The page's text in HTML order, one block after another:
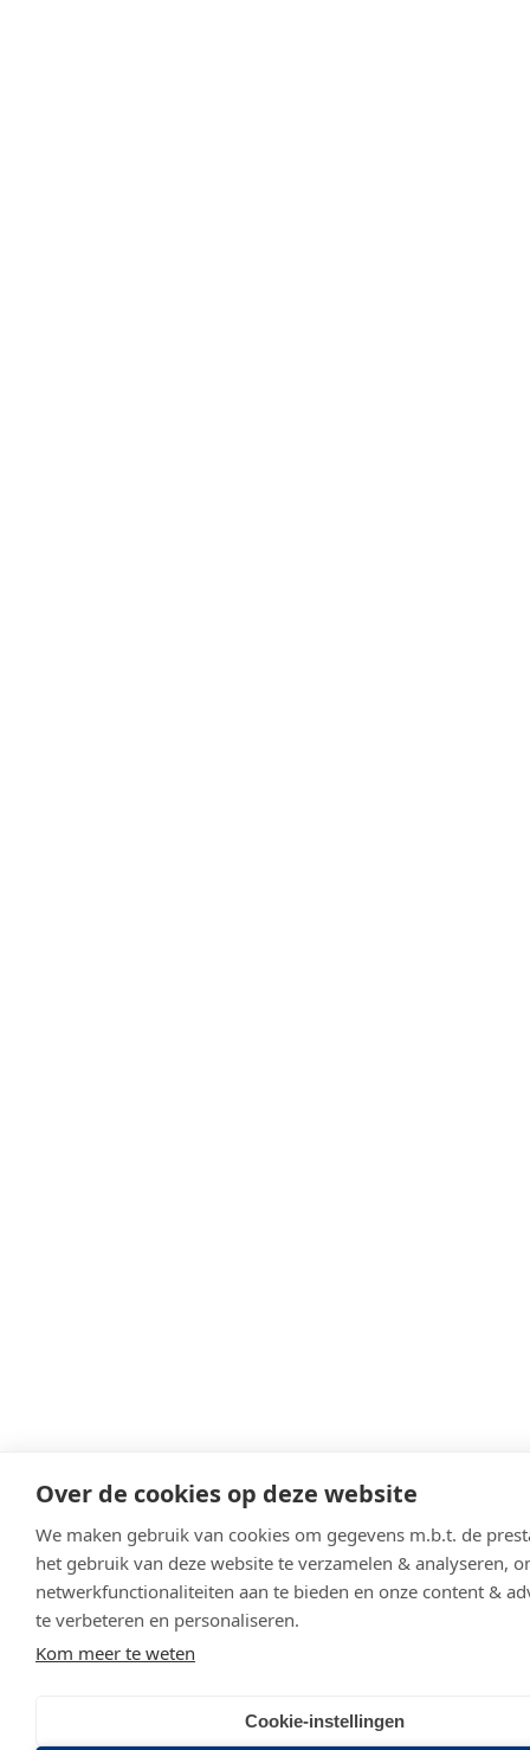
Over de cookies op deze website
We maken gebruik van cookies om gegevens m.b.t. de
het gebruik van deze website te verzamelen & analyseren,
netwerkfunctionaliteiten aan te bieden en onze content &
te verbeteren en personaliseren.
Kom meer te weten
Cookie-instellingen